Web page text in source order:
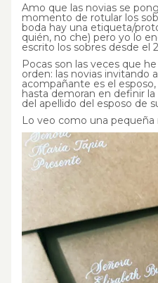
Amo que las novias se
momento de rotular los
boda hay una etiqueta/
quién, no che) pero yo lo
escrito los sobres desde el
Pocas son las veces que
orden: las novias invitando
acompañante es el
hasta demoran en definir
del apellido del esposo de
Lo veo como una pequeña